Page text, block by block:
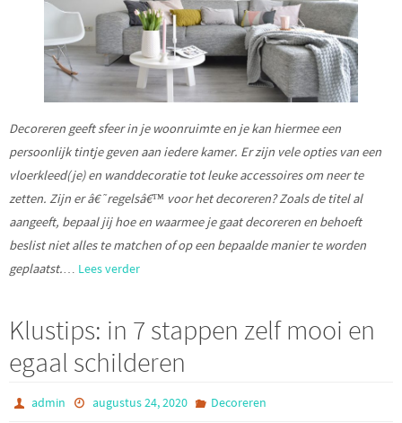
Decoreren geeft sfeer in je woonruimte en je kan hiermee een
persoonlijk tintje geven aan iederekamer. Er zijn vele opties van een
vloerkleed(je) en wanddecoratie tot leuke accessoires om neer te
zetten. Zijn er â€˜regelsâ€™ voor het decoreren? Zoals de titel al
aangeeft, bepaal jij hoe en waarmee jegaat decoreren en behoeft
beslist niet alles te matchen of op een bepaalde manier te worden
geplaatst.… Lees verder
Klustips: in 7 stappen zelf mooi en
egaal schilderen
admin augustus 24, 2020 Decoreren